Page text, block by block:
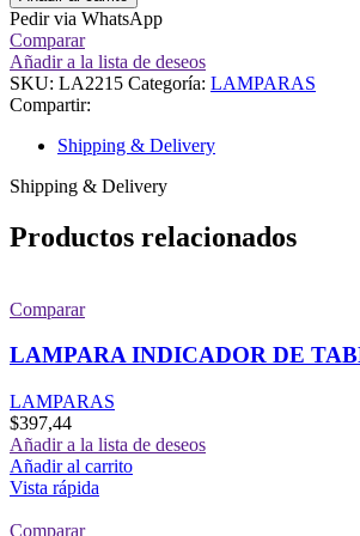
Pedir via WhatsApp
Comparar
Añadir a la lista de deseos
SKU: LA2215 Categoría: LAMPARAS
Compartir:
Shipping & Delivery
Shipping & Delivery
Productos relacionados
Comparar
LAMPARA INDICADOR DE
LAMPARAS
$397,44
Añadir a la lista de deseos
Añadir al carrito
Vista rápida
Comparar